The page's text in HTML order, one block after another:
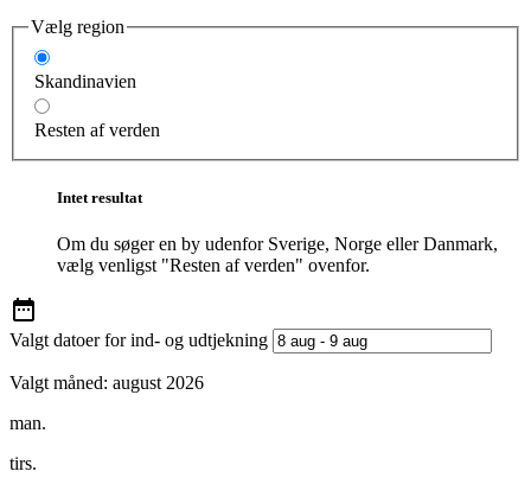
Vælg region
Skandinavien
Resten af verden
Intet resultat
Om du søger en by udenfor Sverige, Norge eller Danmark,
vælg venligst "Resten af verden" ovenfor.
Valgt datoer for ind- og udtjekning
Valgt måned: august 2026
man.
tirs.